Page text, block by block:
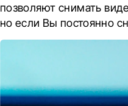
позволяют снимать
но если Вы постоянно